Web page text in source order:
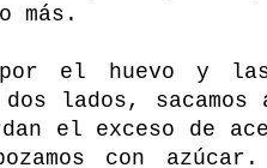
más.
el huevo y
lados,
el exceso de
con azúcar.